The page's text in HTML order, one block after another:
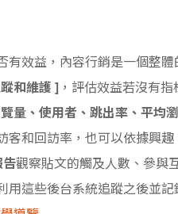
效益，內容行銷是一個整
和維護 ] ，評估效益若沒有
量、使用者、跳出率、平均
和回訪率，也可以依據興趣
告觀察貼文的觸及人數、參與
這些後台系統追蹤之後並